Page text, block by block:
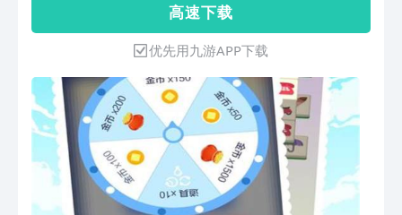
力：游戏道具帮助你轻松过关 -游戏音效
带你身临其境，尽情享受 -疯狂消表情符
号，3星通关触手可及 立即下载，消除
烦恼，随时随地尽情享受消除游戏带来的
快乐！ "
高 速 下 载
优先用九游APP下载